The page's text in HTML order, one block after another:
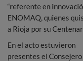
“referente en
ENOMAQ, quienes
a Rioja por su
En el acto estuvieron
presentes el Consejero